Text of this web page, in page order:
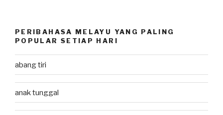
PERIBAHASA MELAYU YANG PALING
POPULAR SETIAP HARI
abang tiri
anak tunggal